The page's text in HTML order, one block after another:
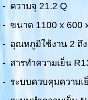
- ความจุ 21.2 Q
- ขนาด 1100 x 600
- อุณหภูมิใช้งาน 2 ถึง
- สารทำความเย็น
- ระบบควบคุมความเ